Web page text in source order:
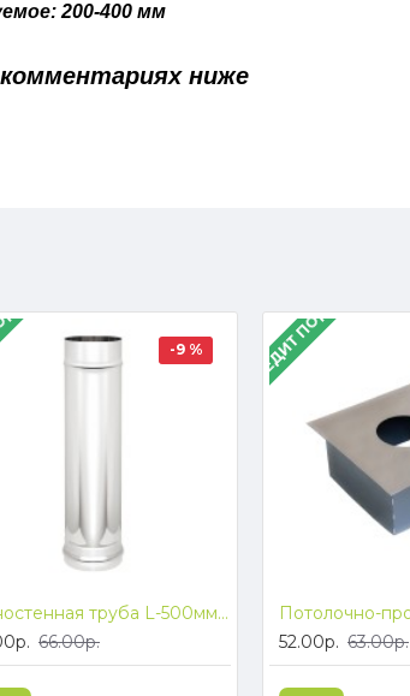
200-400 мм
ниже
-9 %
Одностенная труба L-500мм, ф115 (304 1.0 зерк.)
66.00р.
В КРЕДИТ ПОД 4%
52.00р. 63.00р.